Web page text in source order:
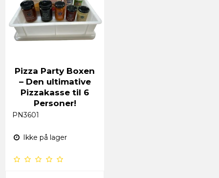
Pizza Party Boxen
– Den ultimative
Pizzakasse til 6
Personer!
PN3601
Ikke på lager